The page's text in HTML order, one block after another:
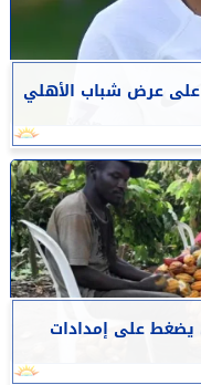
عرض شباب الأهلي
يضغط على إمدادات